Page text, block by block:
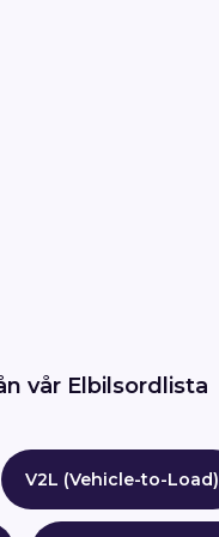
vår Elbilsordlista
V2L (Vehicle-to-Load)